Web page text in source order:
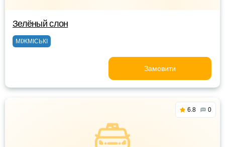
Зелёный слон
МІЖМІСЬКІ
Замовити
6.8 0